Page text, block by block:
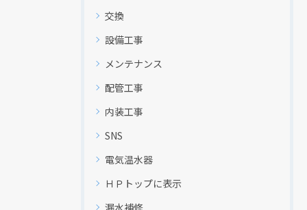
交換
設備工事
メンテナンス
配管工事
内装工事
SNS
電気温水器
ＨＰトップに表示